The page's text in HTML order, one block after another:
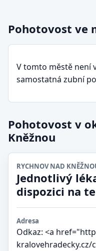
Pohotovost ve
V tomto městě není
samostatná zubní
Pohotovost v
Kněžnou
RYCHNOV NAD
Jednotlivý
dispozici na
Adresa
Odkaz: <a
kralovehradecky.cz/